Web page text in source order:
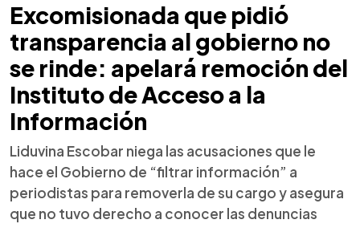
Excomisionada que pidió
transparencia al gobierno no
se rinde: apelará remoción del
Instituto de Acceso a la
Información
Liduvina Escobar niega las acusaciones que le
hace el Gobierno de “filtrar información” a
periodistas para removerla de su cargo y asegura
que no tuvo derecho a conocer las denuncias